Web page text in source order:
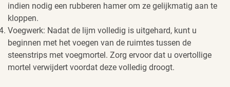
indien nodig een rubberen hamer om ze gelijkmatig aan te
kloppen.
Voegwerk: Nadat de lijm volledig is uitgehard, kunt u
beginnen met het voegen van de ruimtes tussen de
steenstrips met voegmortel. Zorg ervoor dat u overtollige
mortel verwijdert voordat deze volledig droogt.